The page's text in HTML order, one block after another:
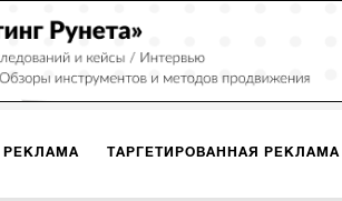
РЕКЛАМА ТАРГЕТИРОВАННАЯ РЕКЛАМА